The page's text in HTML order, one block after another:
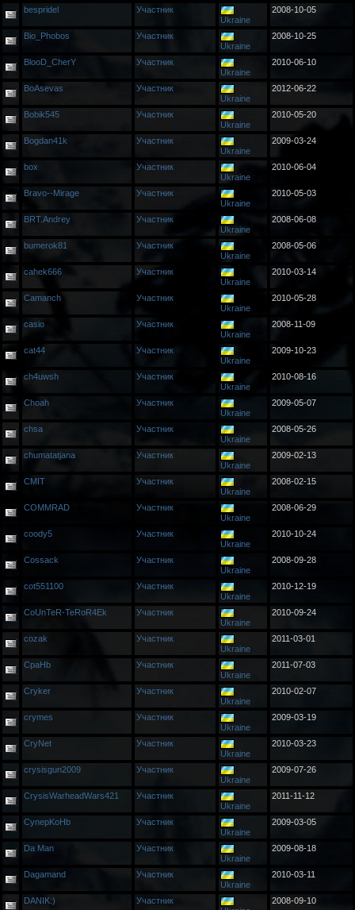
bespridel
Участник
Ukraine
2008-10-05
Bio_Phobos
Участник
Ukraine
2008-10-25
BlooD_CherY
Участник
Ukraine
2010-06-10
BoAsevas
Участник
Ukraine
2012-06-22
Bobik545
Участник
Ukraine
2010-05-20
Bogdan41k
Участник
Ukraine
2009-03-24
box
Участник
Ukraine
2010-06-04
Bravo--Mirage
Участник
Ukraine
2010-05-03
BRT.Andrey
Участник
Ukraine
2008-06-08
bumerok81
Участник
Ukraine
2008-05-06
cahek666
Участник
Ukraine
2010-03-14
Camanch
Участник
Ukraine
2010-05-28
casio
Участник
Ukraine
2008-11-09
cat44
Участник
Ukraine
2009-10-23
ch4uwsh
Участник
Ukraine
2010-08-16
Choah
Участник
Ukraine
2009-05-07
chsa
Участник
Ukraine
2008-05-26
chumatatjana
Участник
Ukraine
2009-02-13
CMIT
Участник
Ukraine
2008-02-15
COMMRAD
Участник
Ukraine
2008-06-29
coody5
Участник
Ukraine
2010-10-24
Cossack
Участник
Ukraine
2008-09-28
cot551100
Участник
Ukraine
2010-12-19
CoUnTeR-TeRoR4Ek
Участник
Ukraine
2010-09-24
cozak
Участник
Ukraine
2011-03-01
CpaHb
Участник
Ukraine
2011-07-03
Cryker
Участник
Ukraine
2010-02-07
crymes
Участник
Ukraine
2009-03-19
CryNet
Участник
Ukraine
2010-03-23
crysisgun2009
Участник
Ukraine
2009-07-26
CrysisWarheadWars421
Участник
Ukraine
2011-11-12
CynepKoHb
Участник
Ukraine
2009-03-05
Da Man
Участник
Ukraine
2009-08-18
Dagamand
Участник
Ukraine
2010-03-11
DANIK:)
Участник
2008-09-10